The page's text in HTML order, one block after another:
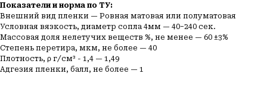
Показатели и норма по ТУ:
Внешний вид пленки — Ровная матовая или полуматовая
Условная вязкость, диаметр сопла 4мм — 40−240 сек.
Массовая доля нелетучих веществ %, не менее — 60 ±3%
Степень перетира, мкм, не более — 40
Плотность, ρ г/см³ - 1,4 — 1,49
Адгезия пленки, балл, не более — 1
Блог
Телефон:+7 (981) 128-69-88
Email:lkm@vincore-kraski.ru
Адрес: Санкт-Петербург, ул. Фучика д. 9,
Контакты